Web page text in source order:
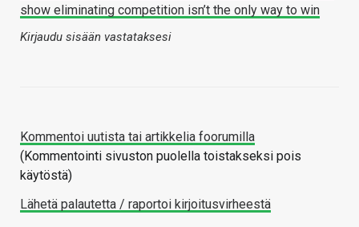
show eliminating competition isn’t the only way to win
Kirjaudu sisään vastataksesi
Kommentoi uutista tai artikkelia foorumilla
(Kommentointi sivuston puolella toistakseksi pois
käytöstä)
Lähetä palautetta / raportoi kirjoitusvirheestä